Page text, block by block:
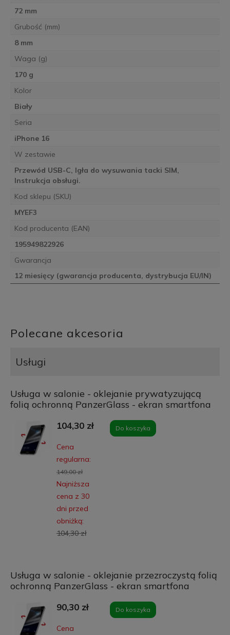
72 mm
Grubość (mm)
8 mm
Waga (g)
170 g
Kolor
Biały
Seria
iPhone 16
W zestawie
Przewód USB-C, Igła do wysuwania tacki SIM,
Instrukcja obsługi.
Kod sklepu (SKU)
MYEF3
Kod producenta (EAN)
195949822926
Gwarancja
12 miesięcy (gwarancja producenta, dystrybucja EU/IN)
Polecane akcesoria
Usługi
Usługa w salonie - oklejanie prywatyzującą
folią ochronną PanzerGlass - ekran smartfona
104,30 zł
Cena
regularna:
149,00 zł
Najniższa
cena z 30
dni przed
obniżką:
104,30 zł
Do koszyka
Usługa w salonie - oklejanie przezroczystą folią
ochronną PanzerGlass - ekran smartfona
90,30 zł
Cena
Do koszyka